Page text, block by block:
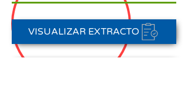
VISUALIZAR EXTRACTO